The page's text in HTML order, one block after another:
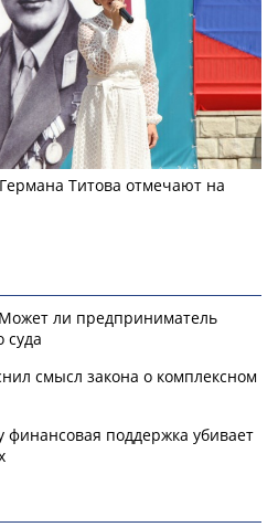
Титова отмечают на
ли предприниматель
суда
смысл закона о комплексном
финансовая поддержка убивает